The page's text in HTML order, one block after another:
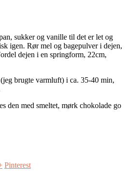
sukker og vanille til det er let og
igen. Rør mel og bagepulver i dejen,
dejen i en springform, 22cm,
brugte varmluft) i ca. 35-40 min,
den med smeltet, mørk chokolade go
Pinterest